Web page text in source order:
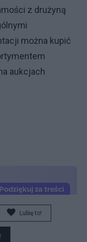
z drużyną
można kupić
aukcjach
Lubię to!